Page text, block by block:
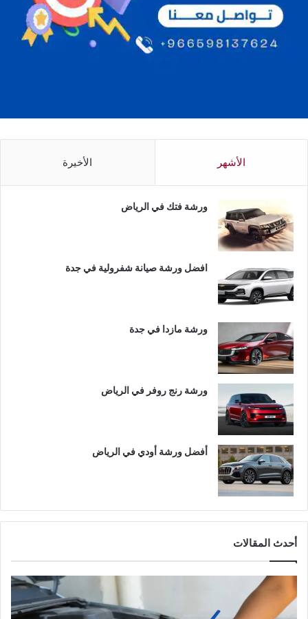
الأشهر الأخيرة
ورشة فتك في الرياض
افضل ورشة صيانة شفرولية في جدة
ورشة مازدا في جدة
ورشة رنج روفر في الرياض
أفضل ورشة أودي في الرياض
أحدث المقالات